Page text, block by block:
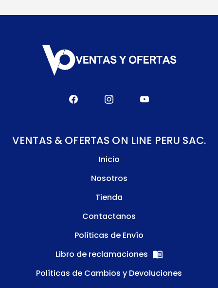
VENTAS & OFERTAS ON LINE PERU SAC.
Inicio
Nosotros
Tienda
Contactanos
Políticas de Envío
Libro de reclamaciones
Políticas de Cambios y Devoluciones